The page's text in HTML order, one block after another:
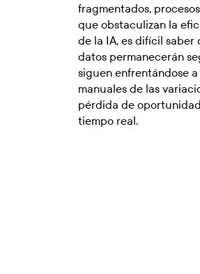
fragmentados,
que obstaculizan la
de la IA, es difícil saber
datos permanecerán
siguen enfrentándose
manuales de las
pérdida de
tiempo real.